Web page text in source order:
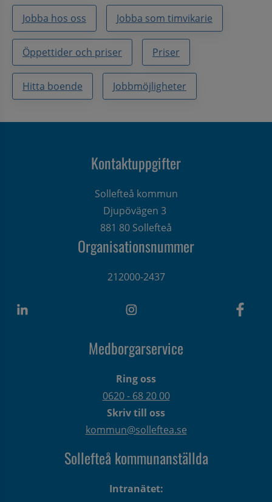
Jobba hos oss Jobba som timvikarie
Öppettider och priser Priser
Hitta boende Jobbmöjligheter
Kontaktuppgifter
Sollefteå kommun
Djupövägen 3
881 80 Sollefteå
Organisationsnummer
212000-2437
Medborgarservice
Ring oss
0620 - 68 20 00
Skriv till oss
kommun@solleftea.se
Sollefteå kommunanställda
Intranätet: